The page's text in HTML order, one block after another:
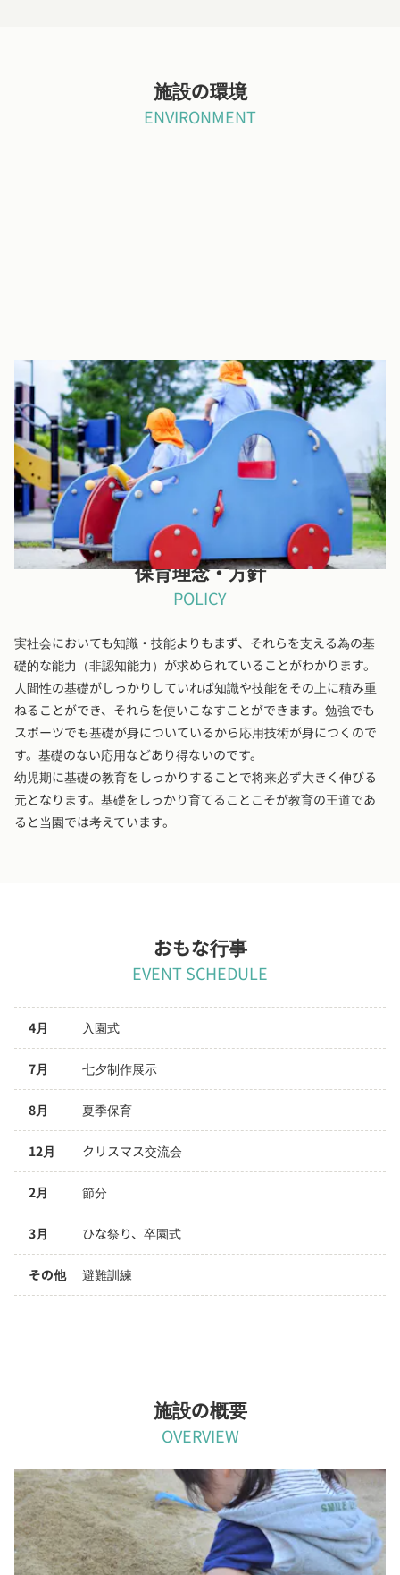
施設の環境
ENVIRONMENT
清潔でのびのびとした園庭
広い園庭でしっかりと体を動かします。
保育理念・方針
POLICY
実社会においても知識・技能よりもまず、それらを支える為の基
礎的な能力（非認知能力）が求められていることがわかります。
人間性の基礎がしっかりしていれば知識や技能をその上に積み重
ねることができ、それらを使いこなすことができます。勉強でも
スポーツでも基礎が身についているから応用技術が身につくので
す。基礎のない応用などあり得ないのです。
幼児期に基礎の教育をしっかりすることで将来必ず大きく伸びる
元となります。基礎をしっかり育てることこそが教育の王道であ
ると当園では考えています。
おもな行事
EVENT SCHEDULE
4月 入園式
7月 七夕制作展示
8月 夏季保育
12月 クリスマス交流会
2月 節分
3月 ひな祭り、卒園式
その他 避難訓練
施設の概要
OVERVIEW